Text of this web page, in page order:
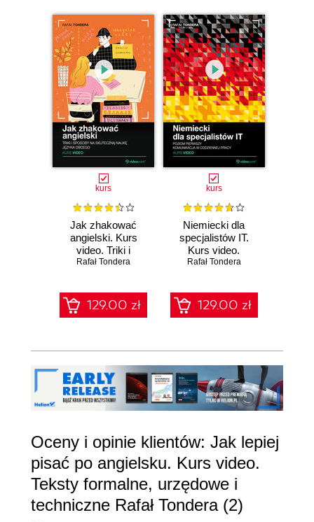
kurs
Jak zhakować
angielski. Kurs
video. Triki i
sposoby na
Rafał Tondera
129.00 zł
kurs
Niemiecki dla
specjalistów IT.
Kurs video.
Poziom pierwszy.
Rafał Tondera
129.00 zł
Oceny i opinie klientów: Jak lepiej
pisać po angielsku. Kurs video.
Teksty formalne, urzędowe i
techniczne Rafał Tondera (2)